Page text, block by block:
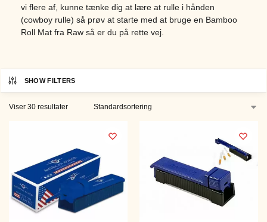
vi flere af, kunne tænke dig at lære at rulle i hånden
(cowboy rulle) så prøv at starte med at bruge en Bamboo
Roll Mat fra Raw så er du på rette vej.
SHOW FILTERS
Viser 30 resultater